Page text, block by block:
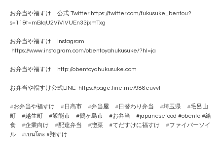
お弁当や福すけ 公式 Twitter https://twitter.com/fukusuke_bentou?
s=11&t=mBlqU2ViVlVUEn33jxmTxg
お弁当や福すけ Instagram
https://www.instagram.com/obentoyahukusuke/?hl=ja
お弁当や福すけ http://obentoyahukusuke.com
お弁当や福すけ公式LINE https://page.line.me/988euvvt
#お弁当や福すけ #日高市 #弁当屋 #日替わり弁当 #埼玉県 #毛呂山
町 #越生町 #飯能市 #鶴ヶ島市 #お弁当 #japanesefood #obento #給
食 #企業向け #配達弁当 #惣菜 #てだすけに福すけ #ファイバーソイ
ル #เบนโตะ #翔すけ